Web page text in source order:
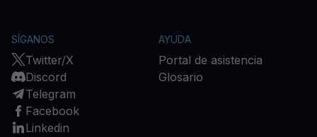
SÍGANOS
Twitter/X
Discord
Telegram
Facebook
Linkedin
AYUDA
Portal de asistencia
Glosario